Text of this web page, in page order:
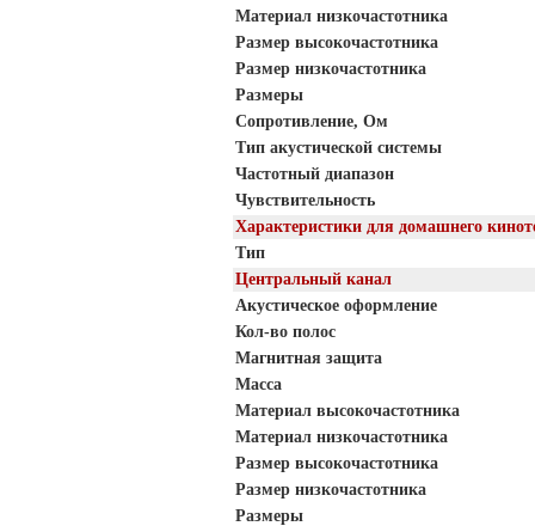
Материал низкочастотника
Размер высокочастотника
Размер низкочастотника
Размеры
Сопротивление, Ом
Тип акустической системы
Частотный диапазон
Чувствительность
Характеристики для домашнего
Тип
Центральный канал
Акустическое оформление
Кол-во полос
Магнитная защита
Масса
Материал высокочастотника
Материал низкочастотника
Размер высокочастотника
Размер низкочастотника
Размеры